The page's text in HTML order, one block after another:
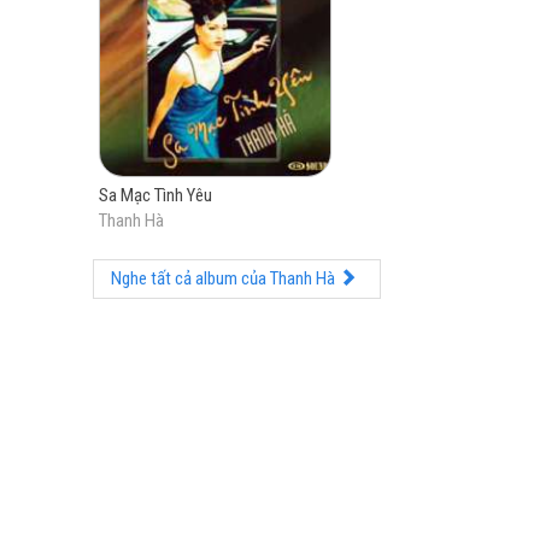
Sa Mạc Tình Yêu
Thanh Hà
Nghe tất cả album của Thanh Hà